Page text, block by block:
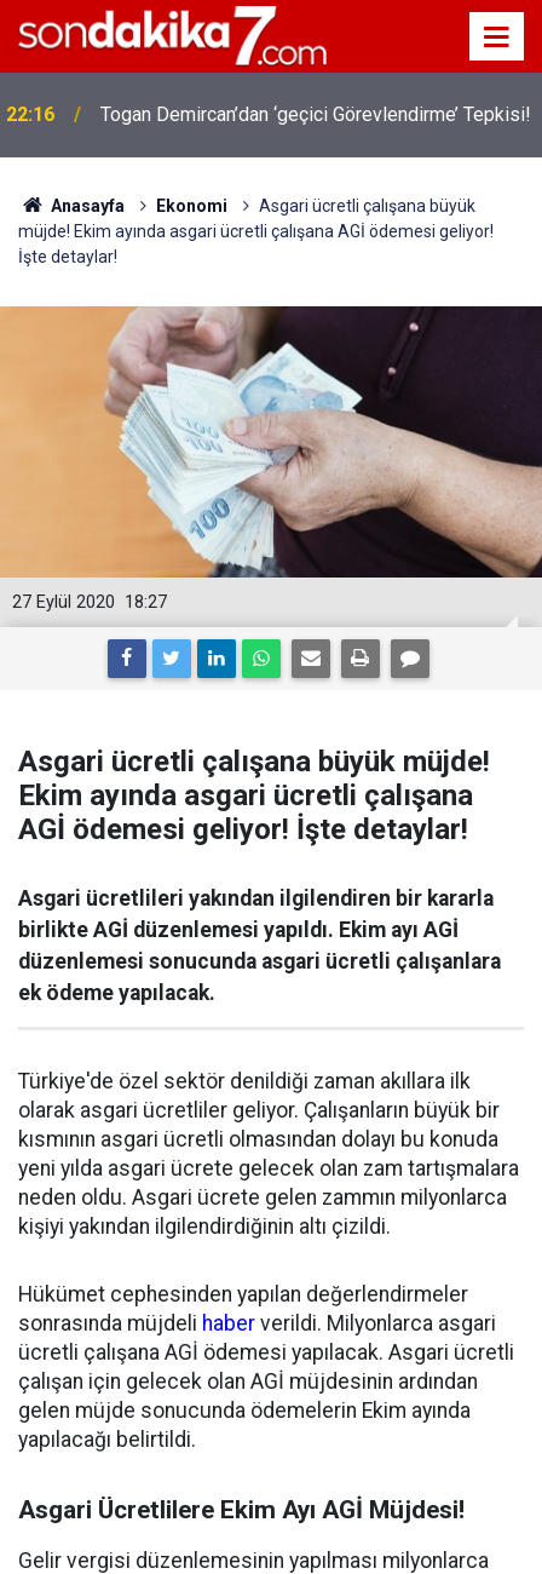
22:16 Togan Demircan’dan ‘geçici Görevlendirme’ Tepkisi!
Anasayfa Ekonomi
Asgari ücretli çalışana büyük
müjde! Ekim ayında asgari ücretli çalışana AGİ ödemesi geliyor!
İşte detaylar!
18:27
27 Eylül 2020
Asgari ücretli çalışana büyük müjde!
Ekim ayında asgari ücretli çalışana
AGİ ödemesi geliyor! İşte detaylar!
Asgari ücretlileri yakından ilgilendiren bir kararla
birlikte AGİ düzenlemesi yapıldı. Ekim ayı AGİ
düzenlemesi sonucunda asgari ücretli çalışanlara
ek ödeme yapılacak.
Türkiye'de özel sektör denildiği zaman akıllara ilk
olarak asgari ücretliler geliyor. Çalışanların büyük bir
kısmının asgari ücretli olmasından dolayı bu konuda
yeni yılda asgari ücrete gelecek olan zam tartışmalara
neden oldu. Asgari ücrete gelen zammın milyonlarca
kişiyi yakından ilgilendirdiğinin altı çizildi.
Hükümet cephesinden yapılan değerlendirmeler
sonrasında müjdeli haber verildi. Milyonlarca asgari
ücretli çalışana AGİ ödemesi yapılacak. Asgari ücretli
çalışan için gelecek olan AGİ müjdesinin ardından
gelen müjde sonucunda ödemelerin Ekim ayında
yapılacağı belirtildi.
Asgari Ücretlilere Ekim Ayı AGİ Müjdesi!
Gelir vergisi düzenlemesinin yapılması milyonlarca